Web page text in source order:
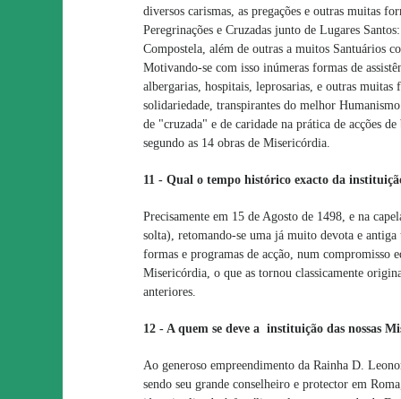
diversos carismas, as pregações e outras muitas
Peregrinações e Cruzadas junto de Lugares
Compostela, além de outras a muitos Santuários
Motivando-se com isso inúmeras formas de
albergarias, hospitais, leprosarias, e outras muitas
solidariedade, transpirantes do melhor
de "cruzada" e de caridade na prática de acções
segundo as 14 obras de Misericórdia.
11 - Qual o tempo histórico exacto da
Precisamente em 15 de Agosto de 1498, e na
solta), retomando-se uma já muito devota e
formas e programas de acção, num compromisso
Misericórdia, o que as tornou classicamente
anteriores.
12 - A quem se deve a instituição das nossas
Ao generoso empreendimento da Rainha D.
sendo seu grande conselheiro e protector em